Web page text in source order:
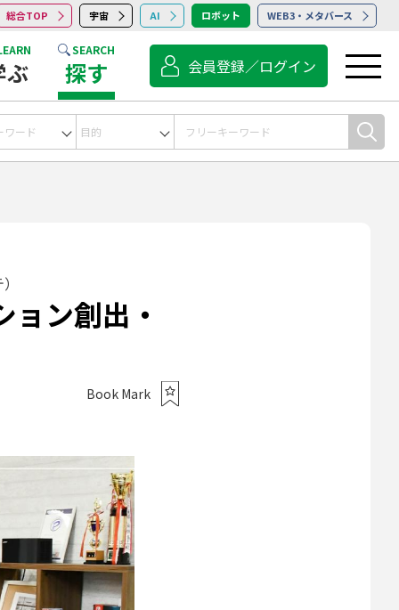
総合TOP 宇宙 AI ロボット WEB3・メタバース
ぶ
SEARCH
探す 会員登録／ログイン
宇宙 コンサルティング 点検・保守・清掃
ン創出・
Book Mark